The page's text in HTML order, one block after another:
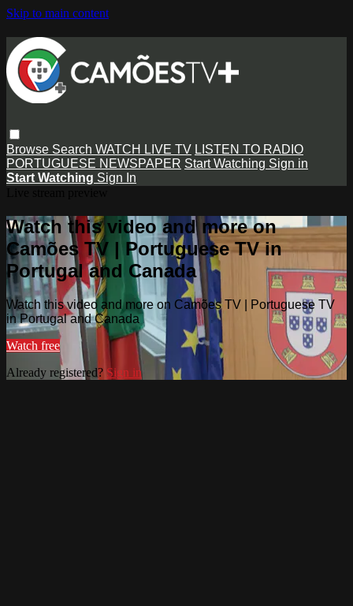
Skip to main content
Browse Search WATCH LIVE TV LISTEN TO RADIO
PORTUGUESE NEWSPAPER Start Watching Sign in
Start Watching Sign In
Watch this video and more on
Camões TV | Portuguese TV in
Portugal and Canada
Watch this video and more on Camões TV | Portuguese TV
in Portugal and Canada
Watch free
Already registered? Sign in